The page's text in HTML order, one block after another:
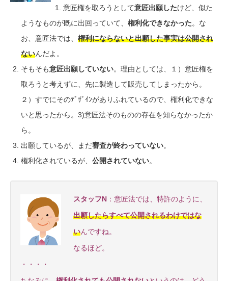
意匠権を取ろうとして意匠出願したけど、似た
ようなものが既に出回っていて、 権利化できなかった。な
お、意匠法では、 権利にならないと出願した事実は公開され
ないんだよ。
そもそも意匠出願していない。理由としては、１）意匠権を
取ろうと考えずに、先に製造して販売してしまったから。
２）すでにそのﾃﾞｻﾞｲﾝがありふれているので、権利化できな
いと思ったから。3)意匠法そのものの存在を知らなかったか
ら。
出願しているが、まだ審査が終わっていない。
権利化されているが、 公開されていない。
スタッフN ：意匠法では、特許のように、
出願したらすべて公開されるわけではな
いんですね。
なるほど。
・・・・